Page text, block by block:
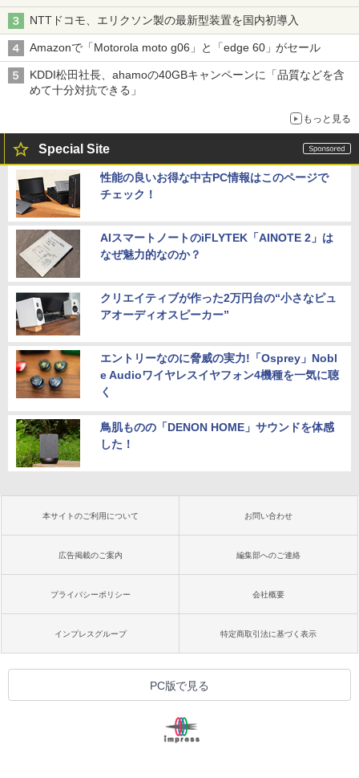
穴と楽天モバイルの課題
NTTドコモ、エリクソン製の最新型装置を国内初導入
Amazonで「Motorola moto g06」と「edge 60」がセール
KDDI松田社長、ahamoの40GBキャンペーンに「品質などを含
めて十分対抗できる」
もっと見る
Special Site
性能の良いお得な中古PC情報はこのページで
チェック！
AIスマートノートのiFLYTEK「AINOTE 2」は
なぜ魅力的なのか？
クリエイティブが作った2万円台の“小さなピュ
アオーディオスピーカー”
エントリーなのに脅威の実力!「Osprey」Nobl
e Audioワイヤレスイヤフォン4機種を一気に聴
く
鳥肌ものの「DENON HOME」サウンドを体感
した！
本サイトのご利用について お問い合わせ
広告掲載のご案内 編集部へのご連絡
プライバシーポリシー 会社概要
インプレスグループ 特定商取引法に基づく表示
PC版で見る